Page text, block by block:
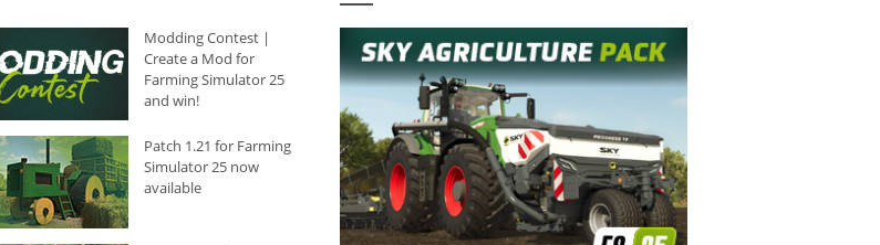
Modding Contest |
Create a Mod for
Farming Simulator 25
and win!
Patch 1.21 for Farming
Simulator 25 now
available